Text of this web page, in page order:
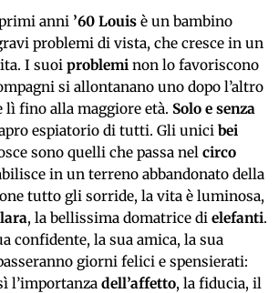
anni ’60 Louis è un bambino
problemi di vista, che cresce in un
I suoi problemi non lo favoriscono
si allontanano uno dopo l’altro
fino alla maggiore età. Solo e senza
espiatorio di tutti. Gli unici bei
sono quelli che passa nel circo
in un terreno abbandonato della
tutto gli sorride, la vita è luminosa,
, la bellissima domatrice di elefanti.
confidente, la sua amica, la sua
giorni felici e spensierati:
l’importanza dell’affetto, la fiducia, il